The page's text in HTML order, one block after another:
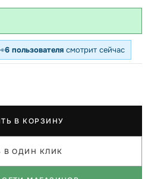
6 пользователя смотрит сейчас
В КОРЗИНУ
В ОДИН КЛИК